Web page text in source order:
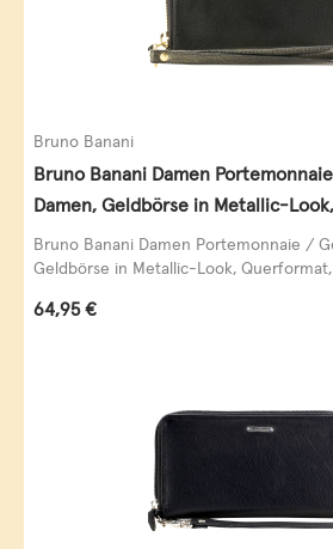
Bruno Banani
Bruno Banani Damen
Damen, Geldbörse in Metallic-
Leder, schwarz-gold
Bruno Banani Damen Portemonnaie /
Geldbörse in Metallic-Look,
Regulärer Preis:
64,95 €